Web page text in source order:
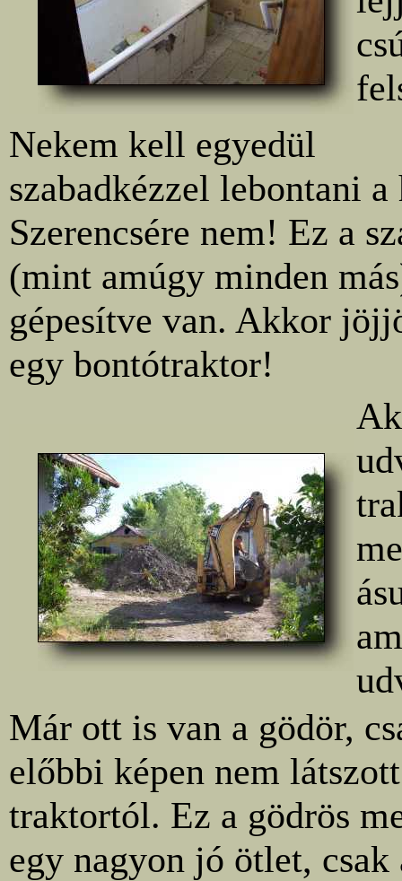
Nekem kell egyedül
szabadkézzel lebontani a
Szerencsére nem! Ez a
(mint amúgy minden
gépesítve van. Akkor
egy bontótraktor!
Már ott is van a gödör,
előbbi képen nem
traktortól. Ez a gödrös
egy nagyon jó ötlet, csak